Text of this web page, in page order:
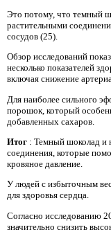
Это потому, что темный
растительными
сосудов (25).
Обзор исследований
несколько показателей
включая снижение
Для наиболее сильного
порошок, который
добавленных сахаров.
Итог : Темный шоколад и
соединения, которые
кровяное давление.
У людей с избыточным
для здоровья сердца.
Согласно исследованию
значительно снизить